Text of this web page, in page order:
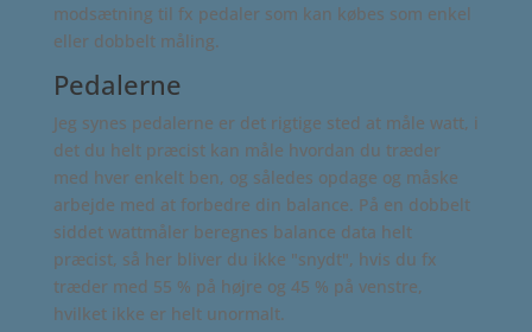
modsætning til fx pedaler som kan købes som enkel
eller dobbelt måling.
Pedalerne
Jeg synes pedalerne er det rigtige sted at måle watt, i
det du helt præcist kan måle hvordan du træder
med hver enkelt ben, og således opdage og måske
arbejde med at forbedre din balance. På en dobbelt
siddet wattmåler beregnes balance data helt
præcist, så her bliver du ikke "snydt", hvis du fx
træder med 55 % på højre og 45 % på venstre,
hvilket ikke er helt unormalt.